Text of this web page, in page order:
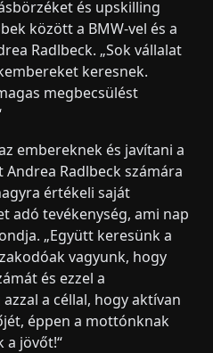
és upskilling
között a BMW-vel és a
Radlbeck. „Sok vállalat
keresnek.
megbecsülést
embereknek és javítani a
Radlbeck számára
értékeli saját
adó tevékenység, ami nap
„Együtt keresünk a
vagyunk, hogy
és ezzel a
a céllal, hogy aktívan
éppen a mottónknak
a jövőt!“